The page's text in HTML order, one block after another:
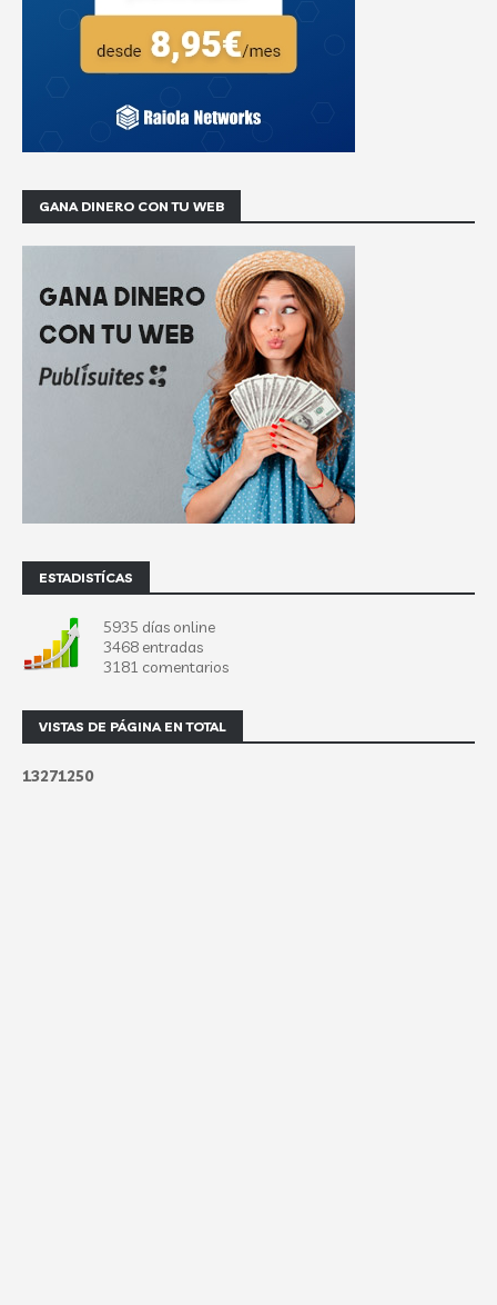
GANA DINERO CON TU WEB
ESTADISTÍCAS
5935 días online
3468 entradas
3181 comentarios
VISTAS DE PÁGINA EN TOTAL
13271250